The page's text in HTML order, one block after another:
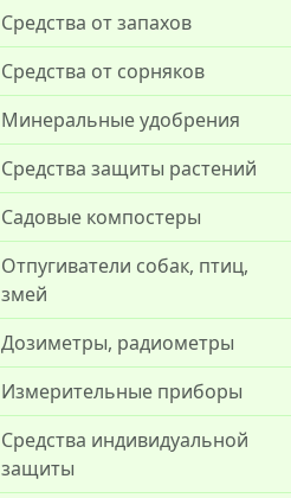
Средства от запахов
Средства от сорняков
Минеральные удобрения
Средства защиты растений
Садовые компостеры
Отпугиватели собак, птиц,
змей
Дозиметры, радиометры
Измерительные приборы
Средства индивидуальной
защиты